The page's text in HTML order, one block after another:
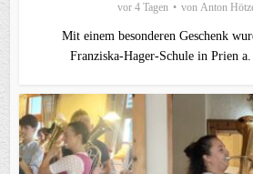
vor 4 Tagen von Anton
Mit einem besonderen Geschenk
Franziska-Hager-Schule in Prien